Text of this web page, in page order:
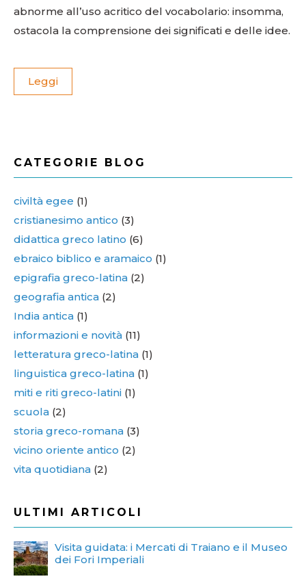
abnorme all’uso acritico del vocabolario: insomma,
ostacola la comprensione dei significati e delle idee.
Leggi
CATEGORIE BLOG
civiltà egee (1)
cristianesimo antico (3)
didattica greco latino (6)
ebraico biblico e aramaico (1)
epigrafia greco-latina (2)
geografia antica (2)
India antica (1)
informazioni e novità (11)
letteratura greco-latina (1)
linguistica greco-latina (1)
miti e riti greco-latini (1)
scuola (2)
storia greco-romana (3)
vicino oriente antico (2)
vita quotidiana (2)
ULTIMI ARTICOLI
Visita guidata: i Mercati di Traiano e il Museo
dei Fori Imperiali